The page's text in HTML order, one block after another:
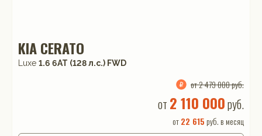
KIA CERATO
Luxe 1.6 6AT (128 л.с.) FWD
от 2 479 000 руб.
от 2 110 000руб.
от22 615 руб. в месяц